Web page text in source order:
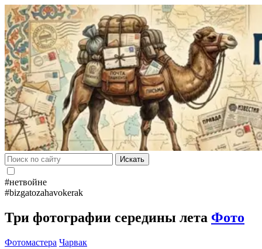
Искать
#нетвойне
#bizgatozahavokerak
Три фотографии середины лета Фото
Фотомастера Чарвак